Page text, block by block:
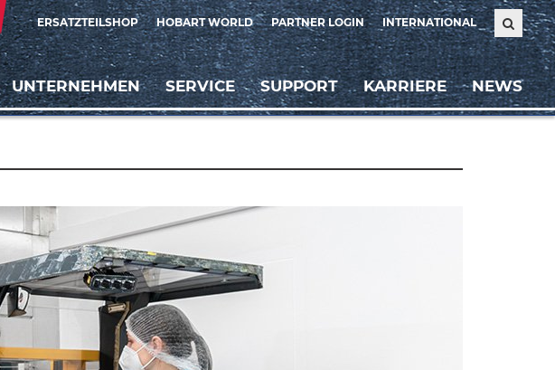
ERSATZTEILSHOP HOBART WORLD PARTNER LOGIN INTERNATIONAL
UNTERNEHMEN SERVICE SUPPORT KARRIERE NEWS